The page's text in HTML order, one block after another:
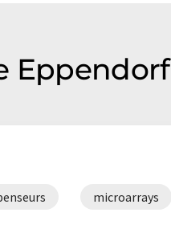
Eppendorf
microarrays